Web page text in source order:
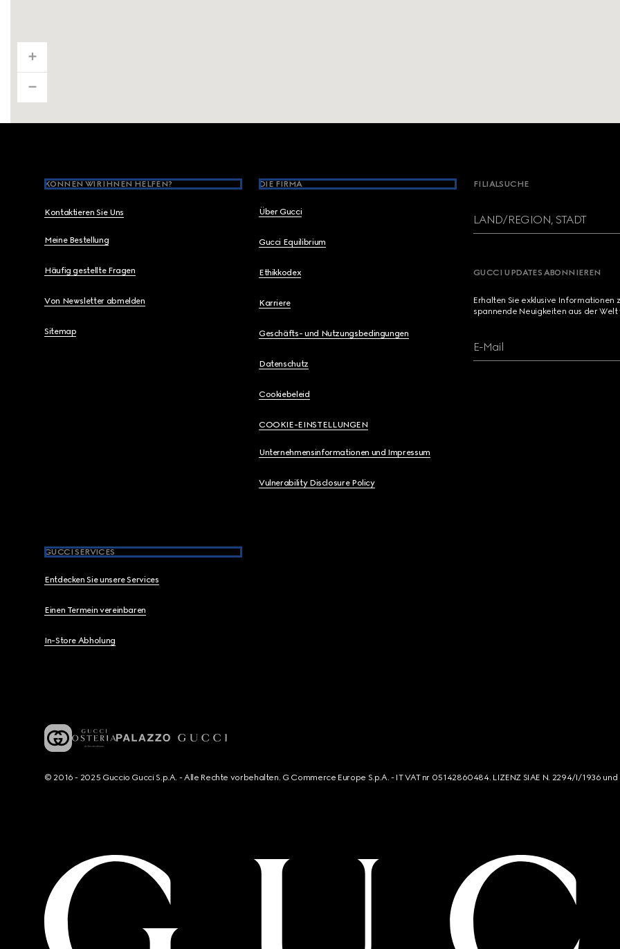
Footer
KÖNNEN WIR IHNEN HELFEN?
Kontaktieren Sie Uns
Meine Bestellung
Häufig gestellte Fragen
Von Newsletter abmelden
Sitemap
DIE FIRMA
Über Gucci
Gucci Equilibrium
Ethikkodex
Karriere
Geschäfts- und Nutzungsbedingungen
Datenschutz
Cookiebeleid
COOKIE-EINSTELLUNGEN
Unternehmensinformationen und Impressum
Vulnerability Disclosure Policy
GUCCI SERVICES
Entdecken Sie unsere Services
Einen Termein vereinbaren
In-Store Abholung
FILIALSUCHE
LAND/REGION, STADT
GUCCI UPDATES ABONNIEREN
Erhalten Sie exklusive
spannende Neuigkeiten aus der Welt
E-Mail
© 2016 - 2025 Guccio Gucci S.p.A. - Alle Rechte vorbehalten. G Commerce Europe S.p.A. - IT VAT nr 05142860484. LIZENZ SIAE N. 2294/I/1936